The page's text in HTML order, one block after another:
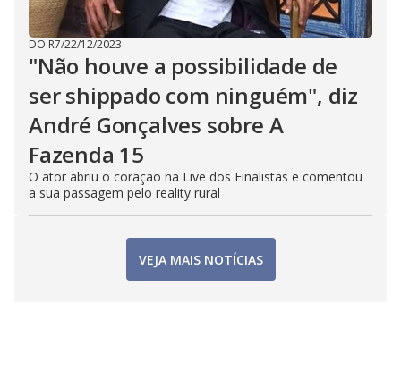
DO R7/22/12/2023
"Não houve a possibilidade de
ser shippado com ninguém", diz
André Gonçalves sobre A
Fazenda 15
O ator abriu o coração na Live dos Finalistas e comentou
a sua passagem pelo reality rural
VEJA MAIS NOTÍCIAS